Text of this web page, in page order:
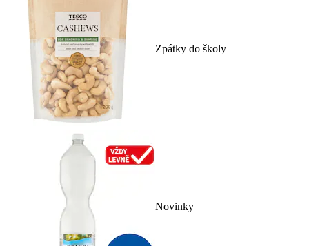
Zpátky do školy
Novinky